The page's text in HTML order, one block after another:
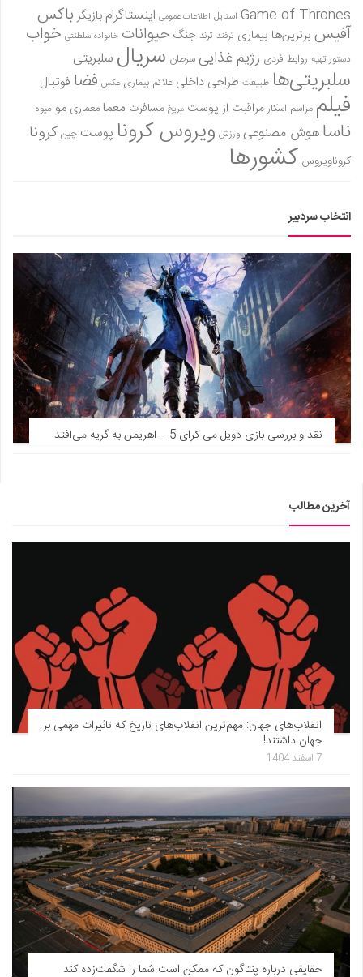
Game of Thrones استایل اطلاعات عمومی اینستاگرام بازیگر باکس
آفیس برترین‌ها بیماری ترفند ترند جنگ حیوانات خانواده سلطنتی خواب
دستور تهیه روابط فردی رژیم غذاییسرطان سریال سلبریتی
سلبریتی‌ها طبیعت طراحی داخلی علائم بیماری عکس فضا فوتبال
فیلم مراسم اسکارمراقبت از پوست مریخ مسافرت معمامعماری مو میوه
ناساهوش مصنوعی ورزش ویروس کرونا پوست چین کرونا
کروناویروس کشورها
انتخاب سردبیر
نقد و بررسی بازی دویل می کرای 5 – اهریمن به گریه می‌افتد
آخرین مطالب
انقلاب‌های جهان: مهم‌ترین انقلاب‌های تاریخ که تاثیرات مهمی بر
جهان داشتند!
7 اسفند 1404
حقایقی درباره پنتاگون که ممکن است شما را شگفت‌زده کند